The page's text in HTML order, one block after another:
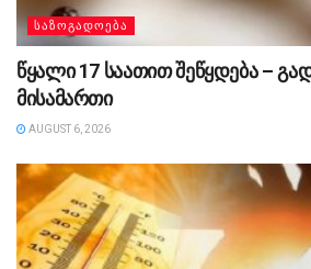
ᲡᲐᲖᲝᲒᲐᲓᲝᲔᲑᲐ
წყალი 17 საათით შეწყდება –
მისამართი
AUGUST 6, 2026